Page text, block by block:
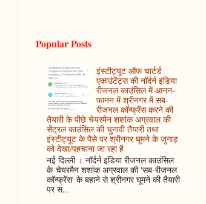
Popular Posts
इंस्टीट्यूट ऑफ चार्टर्ड
एकाउंटेंट्स की नॉर्दर्न इंडिया
रीजनल काउंसिल में आनन-
फानन में श्रीनगर में सब-
रीजनल कॉन्फ्रेंस करने की
तैयारी के पीछे चेयरमैन शशांक अग्रवाल की
सेंट्रल काउंसिल की चुनावी तैयारी तथा
इंस्टीट्यूट के पैसे पर श्रीनगर घूमने के जुगाड़
को देखा/पहचाना जा रहा है
नई दिल्ली । नॉर्दर्न इंडिया रीजनल काउंसिल
के चेयरमैन शशांक अग्रवाल की 'सब-रीजनल
कॉन्फ्रेंस' के बहाने से श्रीनगर घूमने की तैयारी
पर स...